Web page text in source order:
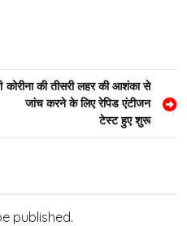
कोरीना की तीसरी लहर की आशंका से
जांच करने के लिए रेपिड एंटीजन
टेस्ट हुए शुरू
published.